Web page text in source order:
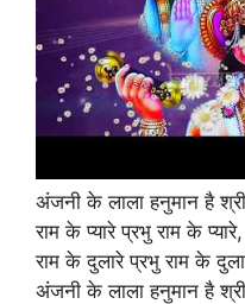
अंजनी के लाला हनुमान है श्री
राम के प्यारे प्रभु राम के प्यारे,
राम के दुलारे प्रभु राम के
अंजनी के लाला हनुमान है